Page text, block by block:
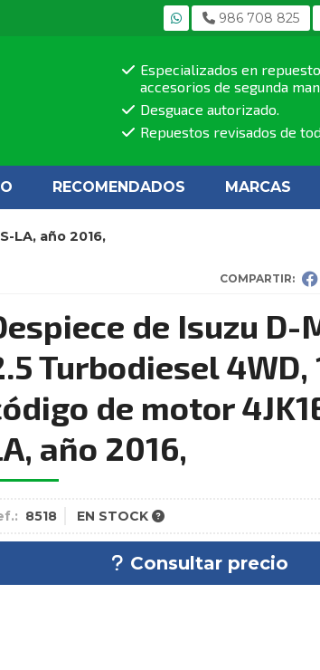
986 708 825
Especializados en
accesorios de segunda
Desguace autorizado.
Repuestos revisados de
RECOMENDADOS MARCAS
LA, año 2016,
COMPARTIR:
de Isuzu D-
Turbodiesel 4WD,
de motor
año 2016,
8518 EN STOCK
Consultar precio